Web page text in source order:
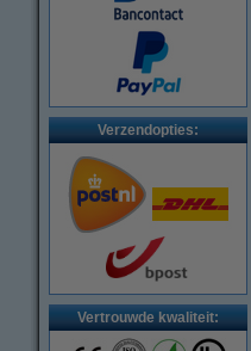
Verzendopties:
Vertrouwde kwaliteit: